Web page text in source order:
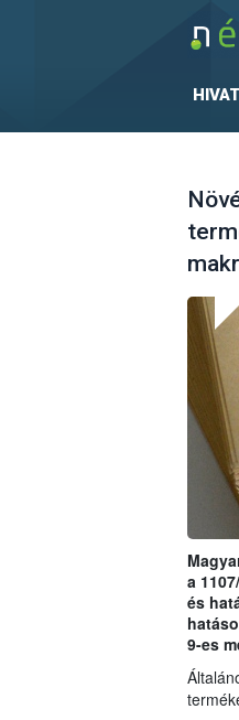
a
és
9-es